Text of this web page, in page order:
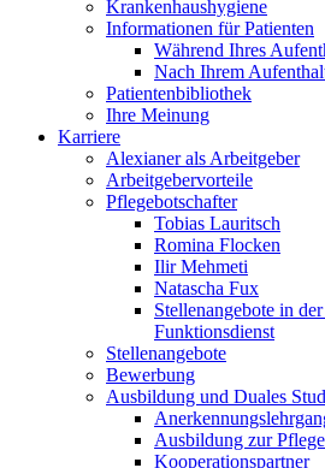
Krankenhaushygiene
Informationen für Patienten
Während Ihres
Nach Ihrem
Patientenbibliothek
Ihre Meinung
Karriere
Alexianer als Arbeitgeber
Arbeitgebervorteile
Pflegebotschafter
Tobias Lauritsch
Romina Flocken
Ilir Mehmeti
Natascha Fux
Stellenangebote in
Funktionsdienst
Stellenangebote
Bewerbung
Ausbildung und Duales
Ausbildung zur
Kooperationspartner